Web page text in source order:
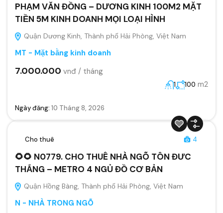
PHẠM VĂN ĐỒNG – DƯƠNG KINH 100M2 MẶT
TIỀN 5M KINH DOANH MỌI LOẠI HÌNH
Quận Dương Kinh, Thành phố Hải Phòng, Việt Nam
MT - Mặt bằng kinh doanh
7.000.000 vnđ / tháng
1 100 m2
Ngày đăng: 10 Tháng 8, 2026
Cho thuê 4
🌻🌻 N0779. CHO THUÊ NHÀ NGÕ TÔN ĐƯC
THẮNG – METRO 4 NGỦ ĐỒ CƠ BẢN
Quận Hồng Bàng, Thành phố Hải Phòng, Việt Nam
N - NHÀ TRONG NGÕ